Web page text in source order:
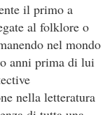
il primo a
al folklore o
nel mondo
anni prima di lui
nella letteratura